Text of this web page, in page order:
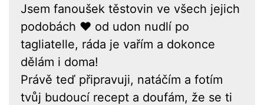
Jsem fanoušek těstovin ve všech jejich
podobách ❤ od udon nudlí po
tagliatelle, ráda je vařím a dokonce
dělám i doma!
Právě teď připravuji, natáčím a fotím
tvůj budoucí recept a doufám, že se ti